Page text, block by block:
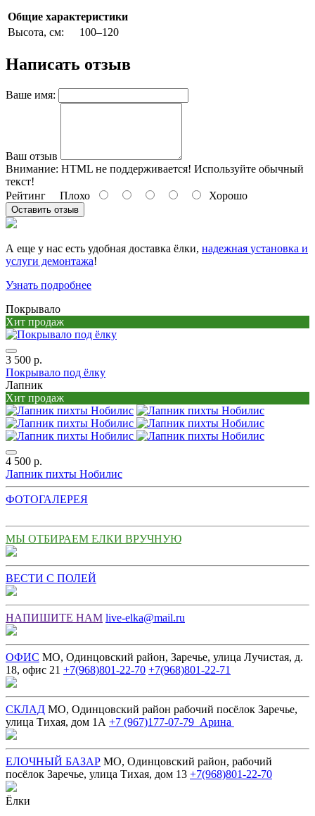
Общие характеристики
Высота, см:
100–120
Написать отзыв
Ваше имя:
Ваш отзыв
Внимание: HTML не поддерживается! Используйте обычный
текст!
Рейтинг Плохо Хорошо
Оставить отзыв
А еще у нас есть удобная доставка ёлки, надежная установка и
услуги демонтажа!
Узнать подробнее
Покрывало
Хит продаж
3 500 р.
Покрывало под ёлку
Лапник
Хит продаж
4 500 р.
Лапник пихты Нобилис
ФОТОГАЛЕРЕЯ
МЫ ОТБИРАЕМ ЕЛКИ ВРУЧНУЮ
ВЕСТИ С ПОЛЕЙ
НАПИШИТЕ НАМ live-elka@mail.ru
ОФИС МО, Одинцовский район, Заречье, улица Лучистая, д.
18, офис 21 +7(968)801-22-70 +7(968)801-22-71
СКЛАД МО, Одинцовский район рабочий посёлок Заречье,
улица Тихая, дом 1А +7 (967)177-07-79 Арина
ЕЛОЧНЫЙ БАЗАР МО, Одинцовский район, рабочий
посёлок Заречье, улица Тихая, дом 13 +7(968)801-22-70
Ёлки